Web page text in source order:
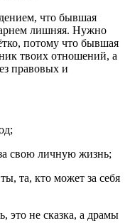
что бывшая
лишняя. Нужно
потому что бывшая
твоих отношений, а
правовых и
свою личную жизнь;
та, кто может за себя
это не сказка, а драмы